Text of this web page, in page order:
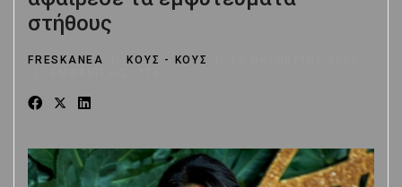
στήθους
FRESKANEA ΚΟΥΣ - ΚΟΥΣ